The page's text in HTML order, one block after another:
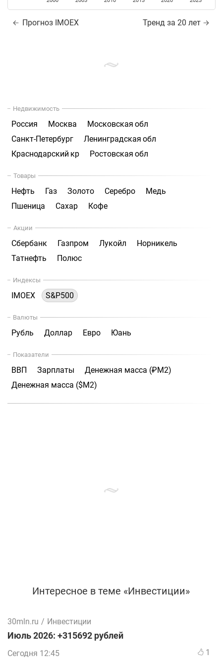
Прогноз IMOEX Тренд за 20 лет
Недвижимость
Россия Москва
Московская обл
Санкт-Петербург
Ленинградская обл
Краснодарский кр
Ростовская обл
Товары
Нефть Газ Золото Серебро
Медь
Пшеница
Сахар Кофе
Акции
Сбербанк Газпром Лукойл
Норникель
Татнефть
Полюс
Индексы
IMOEX S&P500
Валюты
Рубль Доллар Евро Юань
Показатели
ВВП Зарплаты
Денежная масса (₽М2)
Денежная масса ($М2)
Интересное в теме «Инвестиции»
30mln.ru / Инвестиции
Июль 2026: +315692 рублей
Сегодня 12:45 1